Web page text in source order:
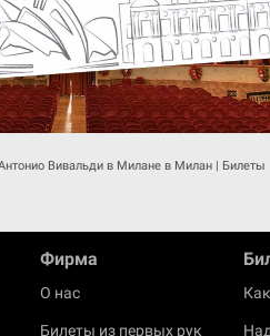
Вивальди в Милане в Милан | Билеты
Фирма
О нас
Билеты из первых рук